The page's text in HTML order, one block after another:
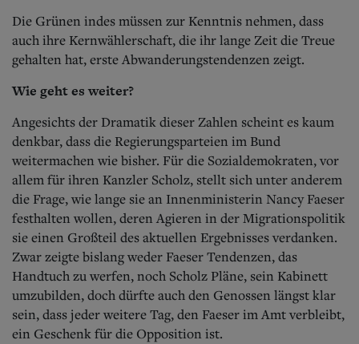
Die Grünen indes müssen zur Kenntnis nehmen, dass
auch ihre Kernwählerschaft, die ihr lange Zeit die Treue
gehalten hat, erste Abwanderungstendenzen zeigt.
Wie geht es weiter?
Angesichts der Dramatik dieser Zahlen scheint es kaum
denkbar, dass die Regierungsparteien im Bund
weitermachen wie bisher. Für die Sozialdemokraten, vor
allem für ihren Kanzler Scholz, stellt sich unter anderem
die Frage, wie lange sie an Innenministerin Nancy Faeser
festhalten wollen, deren Agieren in der Migrationspolitik
sie einen Großteil des aktuellen Ergebnisses verdanken.
Zwar zeigte bislang weder Faeser Tendenzen, das
Handtuch zu werfen, noch Scholz Pläne, sein Kabinett
umzubilden, doch dürfte auch den Genossen längst klar
sein, dass jeder weitere Tag, den Faeser im Amt verbleibt,
ein Geschenk für die Opposition ist.